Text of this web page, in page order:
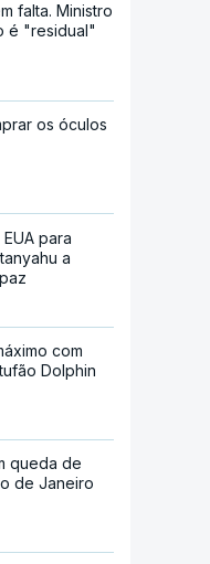
falta. Ministro
é "residual"
os óculos
para
a
com
Dolphin
queda de
de Janeiro